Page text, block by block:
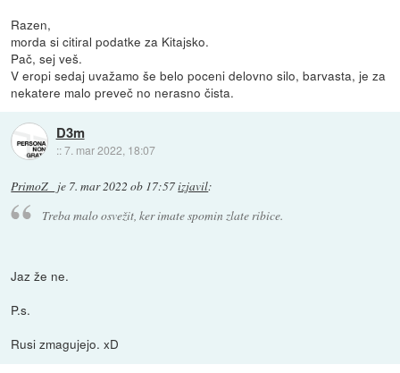
Razen,
morda si citiral podatke za Kitajsko.
Pač, sej veš.
V eropi sedaj uvažamo še belo poceni delovno silo, barvasta, je za
nekatere malo preveč no nerasno čista.
D3m
::7. mar 2022, 18:07
PrimoZ_ je 7. mar 2022 ob 17:57izjavil:
Treba malo osvežit, ker imate spomin zlate ribice.
Jaz že ne.
P.s.
Rusi zmagujejo. xD